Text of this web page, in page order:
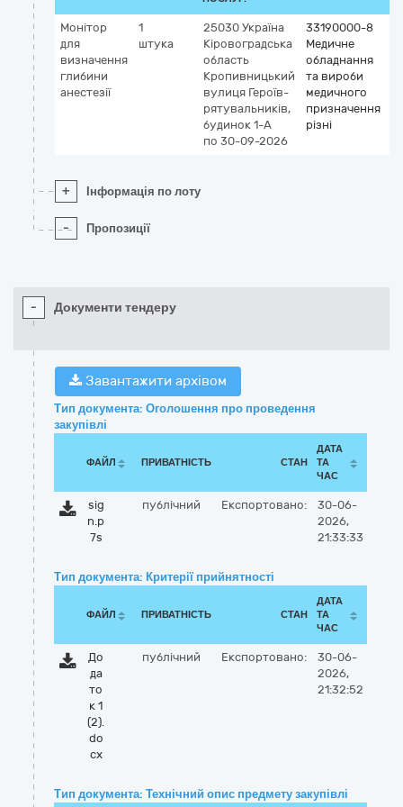
Монітор
для
визначення
глибини
анестезії
1
штука
25030 Україна
Кіровоградська
область
Кропивницький
вулиця Героїв-
рятувальників,
будинок 1-А
по 30-09-2026
33190000-8
Медичне
обладнання
та вироби
медичного
призначення
різні
+ Інформація по лоту
- Пропозиції
- Документи тендеру
Завантажити архівом
Тип документа: Оголошення про проведення
закупівлі
ФАЙЛ ПРИВАТНІСТЬ СТАН
ДАТА
ТА
ЧАС
sig
n.p
7s
публічний Експортовано:
30-06-
2026,
21:33:33
Тип документа: Критерії прийнятності
ФАЙЛ ПРИВАТНІСТЬ СТАН
ДАТА
ТА
ЧАС
До
да
то
к 1
(2).
do
cx
публічний Експортовано:
30-06-
2026,
21:32:52
Тип документа: Технічний опис предмету закупівлі